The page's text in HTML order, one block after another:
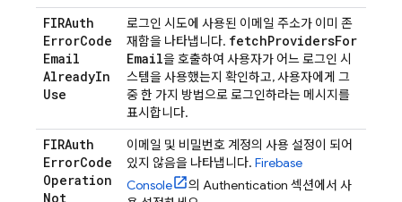
FIRAuth
ErrorCode
Email
AlreadyIn
Use
로그인 시도에 사용된 이메일 주소가 이미 존
재함을 나타냅니다. fetchProvidersFor
Email을 호출하여 사용자가 어느 로그인 시
스템을 사용했는지 확인하고, 사용자에게 그
중 한 가지 방법으로 로그인하라는 메시지를
표시합니다.
FIRAuth
ErrorCode
Operation
Not
이메일 및 비밀번호 계정의 사용 설정이 되어
있지 않음을 나타냅니다. Firebase
Console
의 Authentication 섹션에서 사